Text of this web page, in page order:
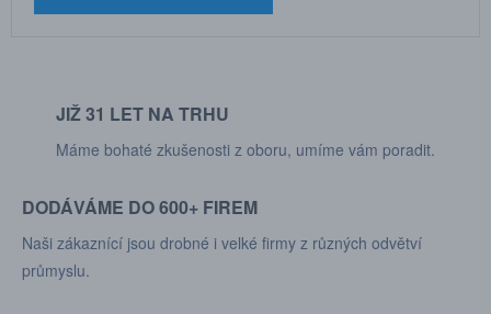
JIŽ 31 LET NA TRHU
Máme bohaté zkušenosti z oboru, umíme vám poradit.
DODÁVÁME DO 600+ FIREM
Naši zákaznící jsou drobné i velké firmy z různých odvětví
průmyslu.